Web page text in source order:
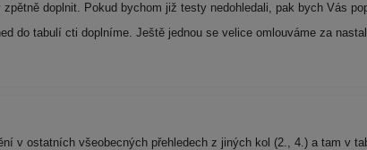
doplnit. Pokud bychom již testy nedohledali, pak bych Vás
do tabulí cti doplníme. Ještě jednou se velice omlouváme za
v ostatních všeobecných přehledech z jiných kol (2., 4.) a tam v